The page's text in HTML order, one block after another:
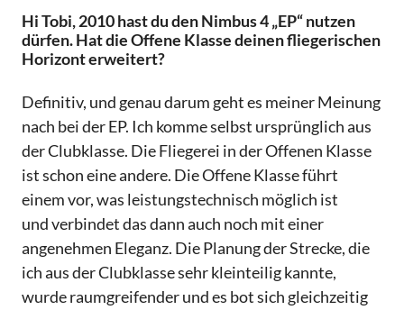
Hi Tobi, 2010 hast du den Nimbus 4 „EP“ nutzen
dürfen. Hat die Offene Klasse deinen fliegerischen
Horizont erweitert?
Definitiv, und genau darum geht es meiner Meinung
nach bei der EP. Ich komme selbst ursprünglich aus
der Clubklasse. Die Fliegerei in der Offenen Klasse
ist schon eine andere. Die Offene Klasse führt
einem vor, was leistungstechnisch möglich ist
und verbindet das dann auch noch mit einer
angenehmen Eleganz. Die Planung der Strecke, die
ich aus der Clubklasse sehr kleinteilig kannte,
wurde raumgreifender und es bot sich gleichzeitig